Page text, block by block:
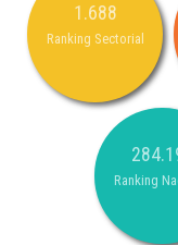
1.688
Ranking Sectorial
Ranking